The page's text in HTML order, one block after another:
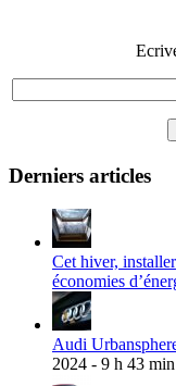
Derniers articles
Cet hiver,
économies
Audi
2024 - 9 h 43 min